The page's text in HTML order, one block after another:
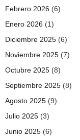
Febrero 2026 (6)
Enero 2026 (1)
Diciembre 2025 (6)
Noviembre 2025 (7)
Octubre 2025 (8)
Septiembre 2025 (8)
Agosto 2025 (9)
Julio 2025 (3)
Junio 2025 (6)